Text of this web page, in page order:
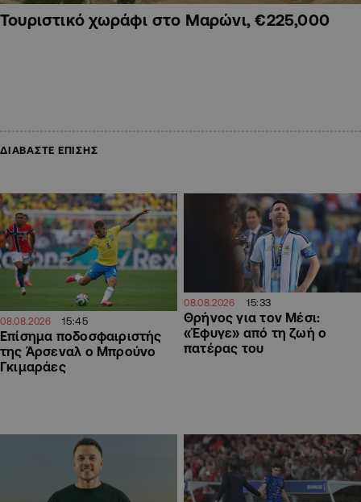
Τουριστικό χωράφι στο Μαρώνι, €225,000
ΔΙΑΒΑΣΤΕ ΕΠΙΣΗΣ
08.08.2026 15:45
Επίσημα ποδοσφαιριστής
της Άρσεναλ ο Μπρούνο
Γκιμαράες
08.08.2026 15:33
Θρήνος για τον Μέσι:
«Έφυγε» από τη ζωή ο
πατέρας του